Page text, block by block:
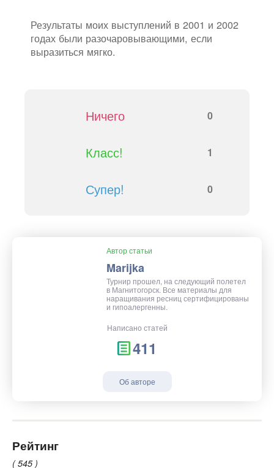
Результаты моих выступлений в 2001 и 2002
годах были разочаровывающими, если
выразиться мягко.
Ничего 0
Класс! 1
Супер! 0
Автор статьи
Marijka
Турнир прошел, на следующий полетел
в Магнитогорск. Все материалы для
наращивания ресниц сертифицированы
и гипоалергенны.
Написано статей
411
Об авторе
Рейтинг
( 545 )